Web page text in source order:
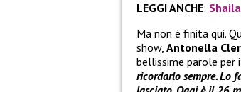
LEGGI ANCHE:
Ma non è finita qui.
show, Antonella
bellissime parole per
ricordarlo sempre. Lo